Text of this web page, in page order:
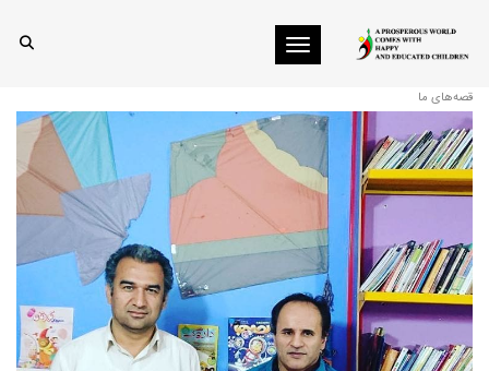
Toggle navigation
امیدوار و ایستاده
قصه‌های ما